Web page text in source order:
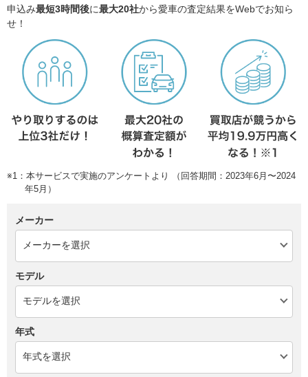
申込み最短3時間後に最大20社から愛車の査定結果をWebでお知ら
せ！
※1：本サービスで実施のアンケートより （回答期間：2023年6月〜2024
年5月）
メーカー
モデル
年式